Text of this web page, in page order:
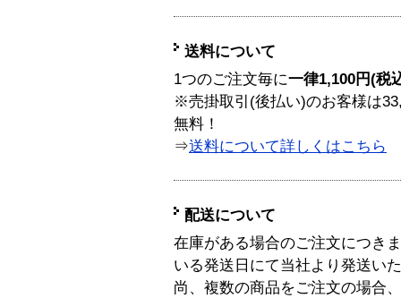
送料について
1つのご注文毎に一律1,100円(税
※売掛取引(後払い)のお客様は
無料！
⇒送料について詳しくはこちら
配送について
在庫がある場合のご注文につき
いる発送日にて当社より発送い
尚、複数の商品をご注文の場合